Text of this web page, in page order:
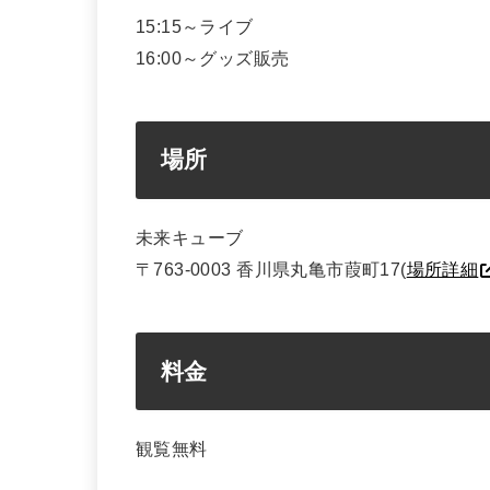
15:15～ライブ
16:00～グッズ販売
場所
未来キューブ
〒763-0003 香川県丸亀市葭町17(場所詳細
料金
観覧無料